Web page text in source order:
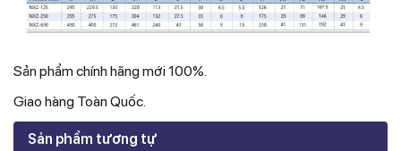
Sản phẩm chính hãng mới 100%.
Giao hàng Toàn Quốc.
Sản phẩm tương tự